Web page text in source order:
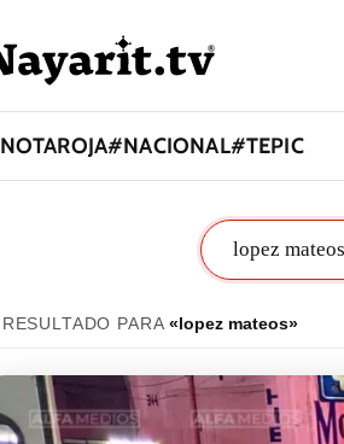
NOTAROJA#NACIONAL#TEPIC
RESULTADO PARA«lopez mateos»